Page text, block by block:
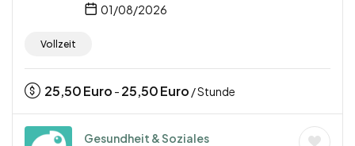
01/08/2026
Vollzeit
25,50Euro - 25,50Euro / Stunde
Gesundheit & Soziales